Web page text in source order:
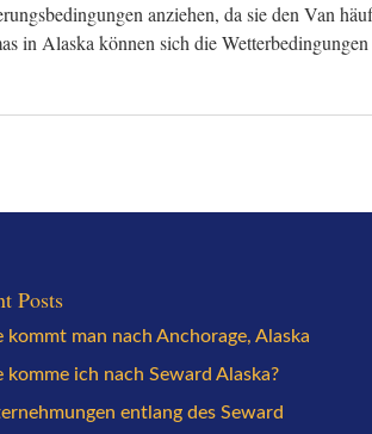
anziehen, da sie den Van
in Alaska können sich die
Posts
kommt man nach Anchorage, Alaska
komme ich nach Seward Alaska?
entlang des Seward